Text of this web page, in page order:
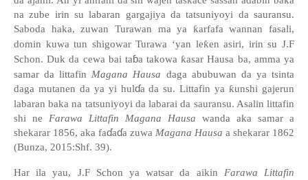
na zube irin su labaran gargajiya da tatsuniyoyi da sauransu.
Saboda haka, zuwan Turawan ma ya ƙarfafa wannan fasali,
domin kuwa tun shigowar Turawa ‘yan leƙen asiri, irin su J.F
Schon. Duk da cewa bai taɓa takowa ƙasar Hausa ba, amma ya
samar da littafin Magana Hausa daga abubuwan da ya tsinta
daga mutanen da ya yi hulɗa da su. Littafin ya ƙunshi gajerun
labaran baka na tatsuniyoyi da labarai da sauransu. Asalin littafin
shi ne Farawa Littafin Magana Hausa wanda aka samar a
shekarar 1856, aka faɗaɗa zuwa Magana Hausa a shekarar 1862
(Bunza, 2015:Shf. 39).
Har ila yau, J.F Schon ya watsar da aikin Farawa Littafin